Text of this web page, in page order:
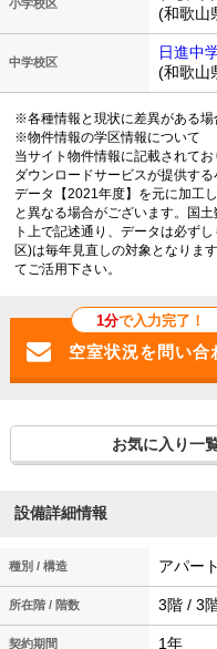
小学校区
(和歌山
中学校区
日進中
(和歌山
※各種情報と現状に差異がある場
※物件情報の学区情報について
当サイト物件情報に記載されて
ダウンロードサービスが提供す
データ【2021年度】を元に加工
と異なる場合がございます。国
ト上で記述通り、データは必ず
区)は毎年見直しの対象となりま
てご活用下さい。
1分で入力完了！
お気に入り一
設備詳細情報
種別 / 構造 アパー
所在階 / 階数 3階 / 3
契約期間 1年